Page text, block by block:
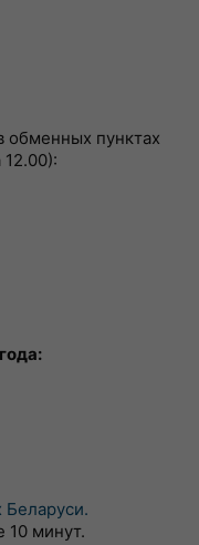
обменных пунктах
Беларуси.
10 минут.